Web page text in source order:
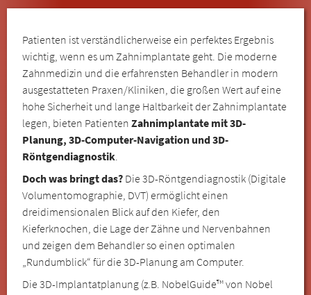
Patienten ist verständlicherweise ein perfektes Ergebnis
wichtig, wenn es um Zahnimplantate geht. Die moderne
Zahnmedizin und die erfahrensten Behandler in modern
ausgestatteten Praxen/Kliniken, die großen Wert auf eine
hohe Sicherheit und lange Haltbarkeit der Zahnimplantate
legen, bieten PatientenZahnimplantate mit 3D-
Planung, 3D-Computer-Navigation und 3D-
Röntgendiagnostik
Doch was bringt das? Die 3D-Röntgendiagnostik (Digitale
Volumentomographie, DVT) ermöglicht einen
dreidimensionalen Blick auf den Kiefer, den
Kieferknochen, die Lage der Zähne und Nervenbahnen
und zeigen dem Behandler so einen optimalen
„Rundumblick“ für die 3D-Planung am Computer.
Die 3D-Implantatplanung (z.B. NobelGuide™ von Nobel